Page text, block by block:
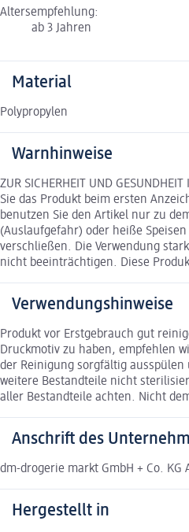
Altersempfehlung:
ab 3 Jahren
Material
Polypropylen
Warnhinweise
ZUR SICHERHEIT UND
Sie das Produkt beim ersten
benutzen Sie den Artikel nur zu
(Auslaufgefahr) oder heiße
verschließen. Die Verwendung
nicht beeinträchtigen. Diese
Verwendungshinweise
Produkt vor Erstgebrauch gut
Druckmotiv zu haben, empfehlen
der Reinigung sorgfältig
weitere Bestandteile nicht
aller Bestandteile achten. Nicht
Anschrift des
dm-drogerie markt GmbH + Co. KG
Hergestellt in